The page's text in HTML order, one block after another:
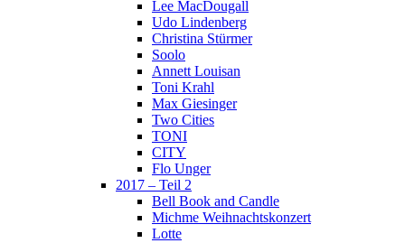
Lee MacDougall
Udo Lindenberg
Christina Stürmer
Soolo
Annett Louisan
Toni Krahl
Max Giesinger
Two Cities
TONI
CITY
Flo Unger
2017 – Teil 2
Bell Book and Candle
Michme Weihnachtskonzert
Lotte